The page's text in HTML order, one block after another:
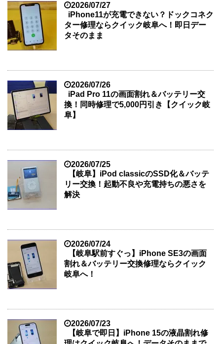
2026/07/27
iPhone11が充電できない？ドックコネク
ター修理ならクイック岐阜へ！即日デー
タそのまま
2026/07/26
iPad Pro 11の画面割れ＆バッテリー交
換！同時修理で5,000円引き【クイック岐
阜】
2026/07/25
【岐阜】iPod classicのSSD化＆バッテ
リー交換！起動不良や充電持ちの悪さを
解決
2026/07/24
【岐阜駅前すぐっ】iPhone SE3の画面
割れ＆バッテリー交換修理ならクイック
岐阜へ！
2026/07/23
【岐阜で即日】iPhone 15の液晶割れ修